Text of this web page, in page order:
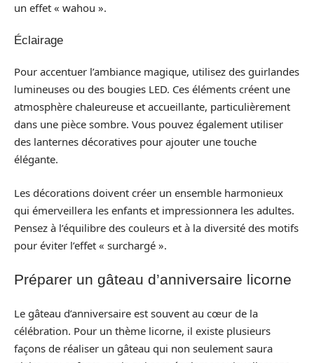
un effet « wahou ».
Éclairage
Pour accentuer l’ambiance magique, utilisez des guirlandes
lumineuses ou des bougies LED. Ces éléments créent une
atmosphère chaleureuse et accueillante, particulièrement
dans une pièce sombre. Vous pouvez également utiliser
des lanternes décoratives pour ajouter une touche
élégante.
Les décorations doivent créer un ensemble harmonieux
qui émerveillera les enfants et impressionnera les adultes.
Pensez à l’équilibre des couleurs et à la diversité des motifs
pour éviter l’effet « surchargé ».
Préparer un gâteau d’anniversaire licorne
Le gâteau d’anniversaire est souvent au cœur de la
célébration. Pour un thème licorne, il existe plusieurs
façons de réaliser un gâteau qui non seulement saura